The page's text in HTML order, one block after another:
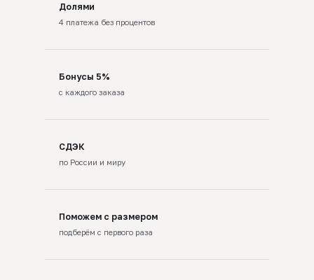
Долями
4 платежа без процентов
Бонусы 5%
с каждого заказа
СДЭК
по России и миру
Поможем с размером
подберём с первого раза